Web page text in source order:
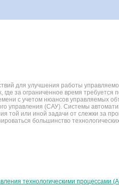
для улучшения работы
за ограниченное время
с учетом нюансов управляемых
управления (САУ). Системы
или иной задачи от слежки за
большинство
технологическими